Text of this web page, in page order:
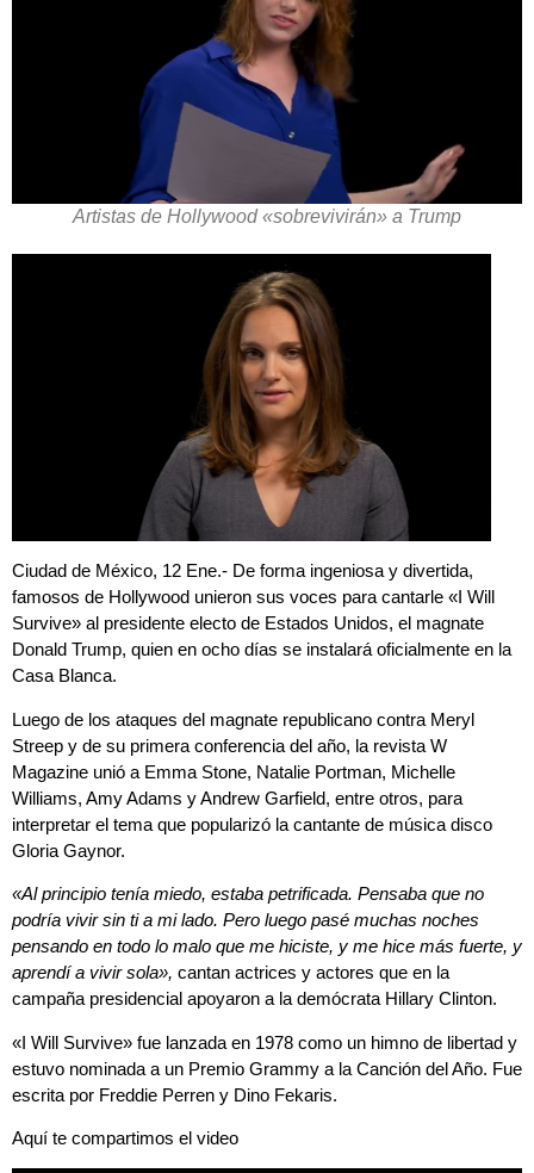
Artistas de Hollywood «sobrevivirán» a Trump
Ciudad de México, 12 Ene.- De forma ingeniosa y divertida,
famosos de Hollywood unieron sus voces para cantarle «I Will
Survive» al presidente electo de Estados Unidos, el magnate
Donald Trump, quien en ocho días se instalará oficialmente en la
Casa Blanca.
Luego de los ataques del magnate republicano contra Meryl
Streep y de su primera conferencia del año, la revista W
Magazine unió a Emma Stone, Natalie Portman, Michelle
Williams, Amy Adams y Andrew Garfield, entre otros, para
interpretar el tema que popularizó la cantante de música disco
Gloria Gaynor.
«Al principio tenía miedo, estaba petrificada. Pensaba que no
podría vivir sin ti a mi lado. Pero luego pasé muchas noches
pensando en todo lo malo que me hiciste, y me hice más fuerte, y
aprendí a vivir sola», cantan actrices y actores que en la
campaña presidencial apoyaron a la demócrata Hillary Clinton.
«I Will Survive» fue lanzada en 1978 como un himno de libertad y
estuvo nominada a un Premio Grammy a la Canción del Año. Fue
escrita por Freddie Perren y Dino Fekaris.
Aquí te compartimos el video